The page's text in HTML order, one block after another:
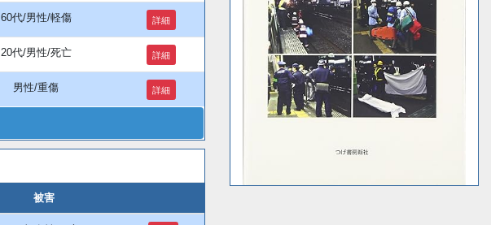
60代/男性/軽傷 詳細
20代/男性/死亡 詳細
男性/重傷 詳細
被害